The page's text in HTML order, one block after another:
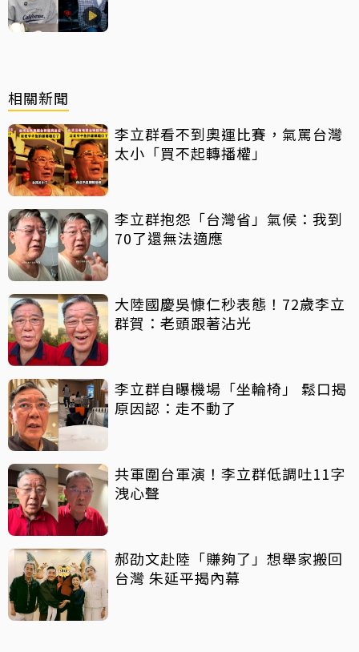
相關新聞
李立群看不到奧運比賽，氣罵台灣
太小「買不起轉播權」
李立群抱怨「台灣省」氣候：我到
70了還無法適應
大陸國慶吳慷仁秒表態！72歲李立
群賀：老頭跟著沾光
李立群自曝機場「坐輪椅」 鬆口揭
原因認：走不動了
共軍圍台軍演！李立群低調吐11字
洩心聲
郝劭文赴陸「賺夠了」想舉家搬回
台灣 朱延平揭內幕